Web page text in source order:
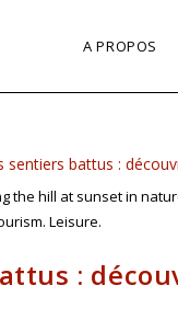
A PROPOS
the hill at sunset in
Leisure.
: